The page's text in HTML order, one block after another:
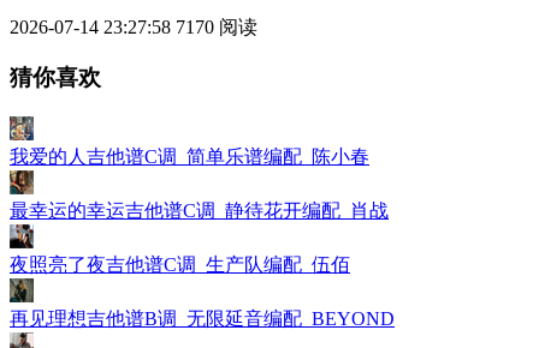
2026-07-14 23:27:58 7170 阅读
猜你喜欢
我爱的人吉他谱C调_简单乐谱编配_陈小春
最幸运的幸运吉他谱C调_静待花开编配_肖战
夜照亮了夜吉他谱C调_生产队编配_伍佰
再见理想吉他谱B调_无限延音编配_BEYOND